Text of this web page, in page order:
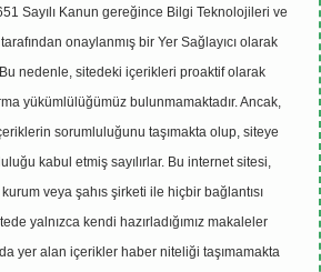
Sayılı Kanun gereğince Bilgi Teknolojileri ve
onaylanmış bir Yer Sağlayıcı olarak
nedenle, sitedeki içerikleri proaktif olarak
yükümlülüğümüz bulunmamaktadır. Ancak,
sorumluluğunu taşımakta olup, siteye
kabul etmiş sayılırlar. Bu internet sitesi,
veya şahıs şirketi ile hiçbir bağlantısı
yalnızca kendi hazırladığımız makaleler
yer alan içerikler haber niteliği taşımamakta